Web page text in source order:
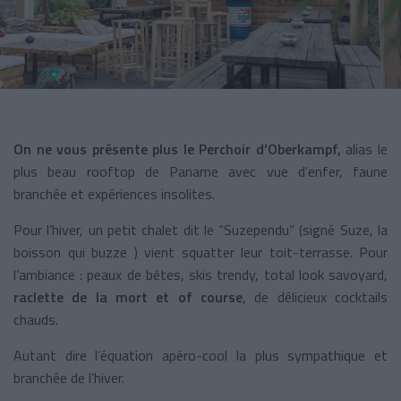
On ne vous présente plus le Perchoir d’Oberkampf, alias le
plus beau rooftop de Paname avec vue d’enfer, faune
branchée et expériences insolites.
Pour l’hiver, un petit chalet dit le “Suzependu” (signé Suze, la
boisson qui buzze ) vient squatter leur toit-terrasse. Pour
l’ambiance : peaux de bêtes, skis trendy, total look savoyard,
raclette de la mort et of course, de délicieux cocktails
chauds.
Autant dire l’équation apéro-cool la plus sympathique et
branchée de l’hiver.